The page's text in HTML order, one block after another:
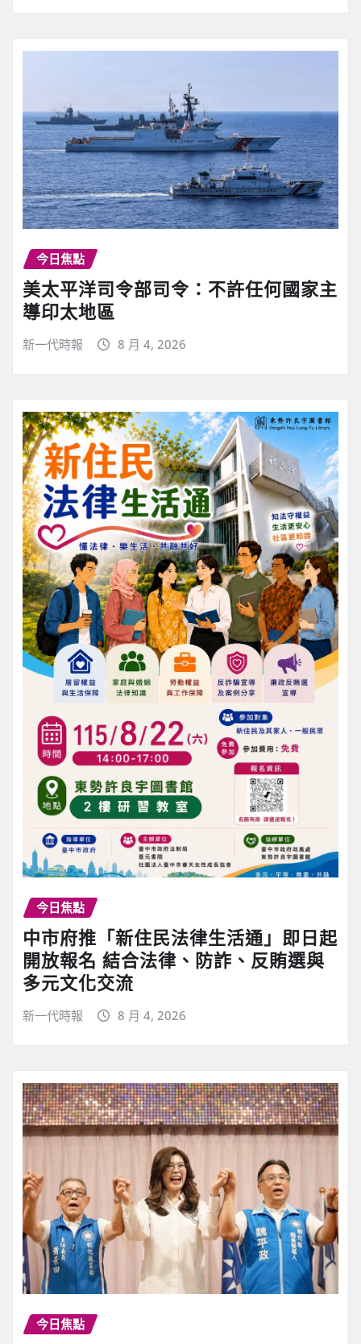
今日焦點
美太平洋司令部司令：不許任何國家主
導印太地區
新一代時報 8 月 4, 2026
今日焦點
中市府推「新住民法律生活通」即日起
開放報名 結合法律、防詐、反賄選與
多元文化交流
新一代時報 8 月 4, 2026
今日焦點